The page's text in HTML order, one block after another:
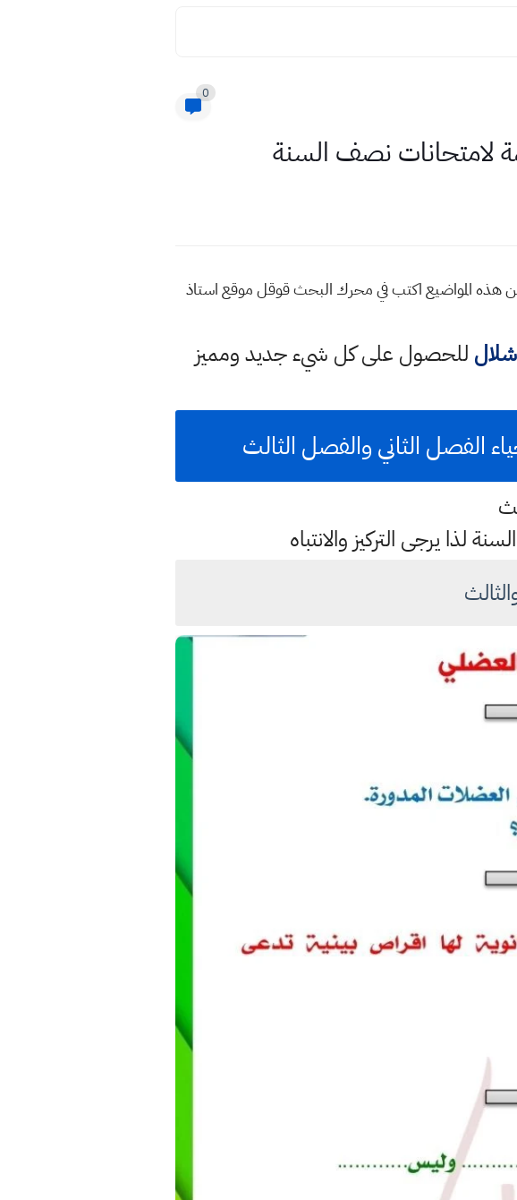
0
لامتحانات نصف السنة
من هذه المواضيع اكتب في محرك البحث قوقل موقع استاذ
للحصول على كل شيء جديد ومميز
الفصل الثاني والفصل الثالث
لذا يرجى التركيز والانتباه